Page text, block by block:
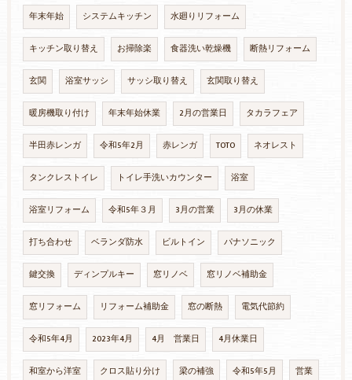
年末年始 システムキッチン 水廻りリフォーム
キッチン取り替え お掃除楽 食器洗い乾燥機 断熱リフォーム
玄関 浴室サッシ サッシ取り替え 玄関取り替え
暖房機取り付け 年末年始休業 2月の営業日 タカラフェア
半田赤レンガ 令和5年2月 赤レンガ TOTO ネオレスト
タンクレストイレ トイレ手洗いカウンター 浴室
浴室リフォーム 令和5年３月 3月の営業 3月の休業
打ち合わせ ベランダ防水 ビルトイン パナソニック
鍵交換 ディンプルキー 窓リノベ 窓リノベ補助金
窓リフォーム リフォーム補助金 窓の断熱 電気代節約
令和5年4月 2023年4月 4月 営業日 4月休業日
和室から洋室 クロス貼り分け 梁の補強 令和5年5月 営業